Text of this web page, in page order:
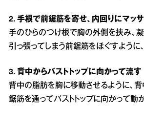
2. 手根で前鋸筋を寄せ、内回りにマッ
手のひらのつけ根で胸の外側を挟み、
引っ張ってしまう前鋸筋をほぐすように
3. 背中からバストトップに向かって流す
背中の脂肪を胸に移動させるように、
鋸筋を通ってバストトップに向かって動か